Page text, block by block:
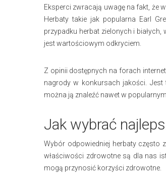
Eksperci zwracają uwagę na fakt, że
Herbaty takie jak popularna Earl
przypadku herbat zielonych i
jest wartościowym odkryciem.
Z opinii dostępnych na forach
nagrody w konkursach jakości.
można ją znaleźć nawet w
Jak wybrać
Wybór odpowiedniej herbaty często
właściwości zdrowotne są dla nas
mogą przynosić korzyści zdrowotne.